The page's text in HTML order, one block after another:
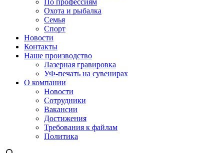
По профессиям
Охота и рыбалка
Семья
Спорт
Новости
Контакты
Наше производство
Лазерная гравировка
УФ-печать на сувенирах
О компании
Новости
Сотрудники
Вакансии
Достижения
Требования к файлам
Политика